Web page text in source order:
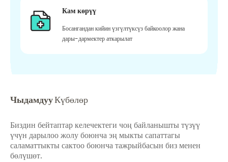
Кам көрүү
Босангандан кийин үзгүлтүксүз байкоолор жана
дары-дармектер аткарылат
ЧыдамдууКүбөлөр
Биздин бейтаптар келечектеги чоң байланышты түзүү
үчүн дарылоо жолу боюнча эң мыкты сапаттагы
саламаттыкты сактоо боюнча тажрыйбасын биз менен
бөлүшөт.